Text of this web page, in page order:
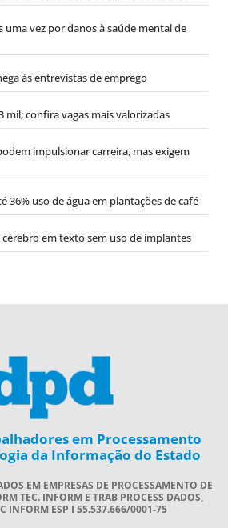
uma vez por danos à saúde mental de
às entrevistas de emprego
mil; confira vagas mais valorizadas
impulsionar carreira, mas exigem
36% uso de água em plantações de café
em texto sem uso de implantes
em Processamento
da Informação do Estado
EM EMPRESAS DE PROCESSAMENTO DE
TEC. INFORM E TRAB PROCESS DADOS,
INFORM ESP I 55.537.666/0001-75